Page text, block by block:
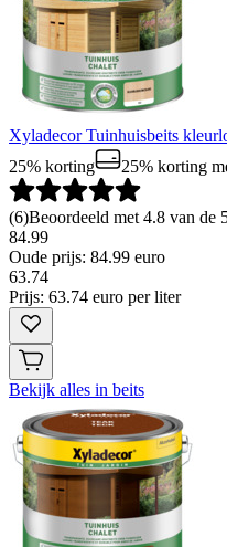
Xyladecor Tuinhuisbeits
25% korting
25% korting
(6)Beoordeeld met 4.8 van de
84.99
Oude prijs: 84.99 euro
63.74
Prijs: 63.74 euro per liter
Bekijk alles in beits